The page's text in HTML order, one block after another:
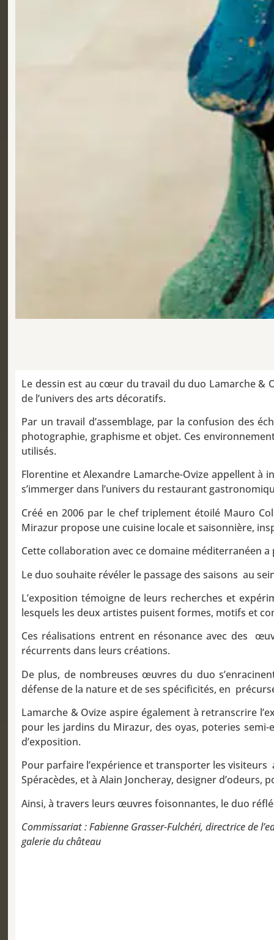
Le dessin est au cœur du travail du duo Lamarche &
de l’univers des arts décoratifs.
Par un travail d’assemblage, par la confusion des
photographie, graphisme et objet. Ces
utilisés.
Florentine et Alexandre Lamarche-Ovize appellent
s’immerger dans l’univers du restaurant
Créé en 2006 par le chef triplement étoilé Mauro
Mirazur propose une cuisine locale et saisonnière,
Cette collaboration avec ce domaine méditerranéen
Le duo souhaite révéler le passage des saisons au
L’exposition témoigne de leurs recherches et
lesquels les deux artistes puisent formes, motifs et
Ces réalisations entrent en résonance avec des
récurrents dans leurs créations.
De plus, de nombreuses œuvres du duo
défense de la nature et de ses spécificités, en
Lamarche & Ovize aspire également à retranscrire
pour les jardins du Mirazur, des oyas, poteries
d’exposition.
Pour parfaire l’expérience et transporter les
Spéracèdes, et à Alain Joncheray, designer
Ainsi, à travers leurs œuvres foisonnantes, le duo
Commissariat : Fabienne Grasser-Fulchéri, directrice de
galerie du château